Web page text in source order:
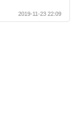
2019-11-23 22:09